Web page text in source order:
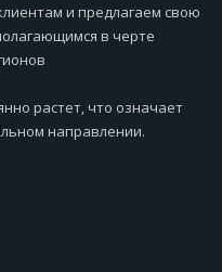
и предлагаем свою
в черте
растет, что означает
направлении.